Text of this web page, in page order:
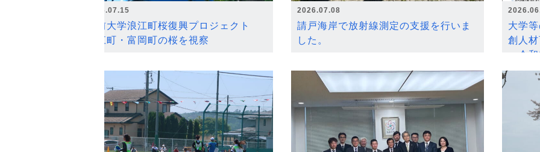
2026.07.15
弘前大学浪江町桜復興プロジェクト
浪江町・富岡町の桜を視察
2026.07.08
請戸海岸で放射線測定の支援を行いま
した。
大学
創人
～令